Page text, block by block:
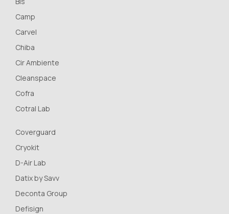
Camp
Carvel
Chiba
Cir Ambiente
Cleanspace
Cofra
Cotral Lab
Coverguard
Cryokit
D-Air Lab
Datix by Savv
Deconta Group
Defisign